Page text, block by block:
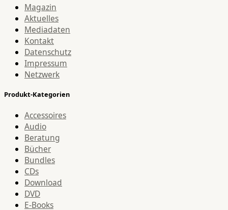
Magazin
Aktuelles
Mediadaten
Kontakt
Datenschutz
Impressum
Netzwerk
Produkt-Kategorien
Accessoires
Audio
Beratung
Bücher
Bundles
CDs
Download
DVD
E-Books